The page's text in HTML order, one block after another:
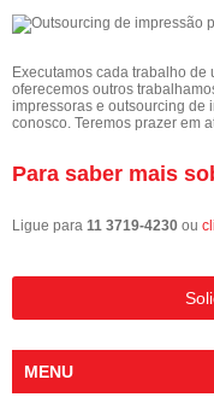
Executamos cada trabalho de
oferecemos outros
impressoras e outsourcing de
conosco. Teremos prazer em
Para saber mais
Ligue para 11 3719-4230 ou
MENU